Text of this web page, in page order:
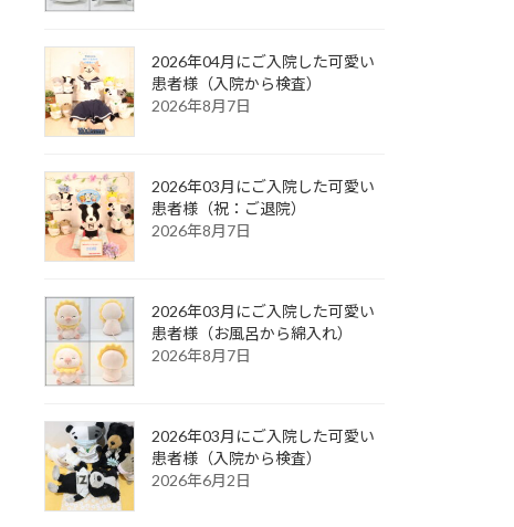
2026年04月にご入院した可愛い
患者様（入院から検査）
2026年8月7日
2026年03月にご入院した可愛い
患者様（祝：ご退院）
2026年8月7日
2026年03月にご入院した可愛い
患者様（お風呂から綿入れ）
2026年8月7日
2026年03月にご入院した可愛い
患者様（入院から検査）
2026年6月2日